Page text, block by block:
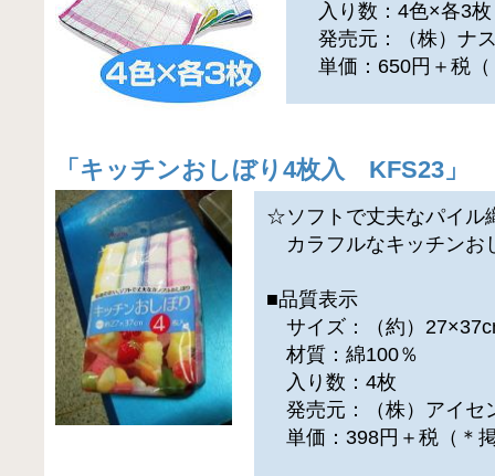
入り数：4色×各3枚
発売元：（株）ナ
単価：650円＋税（
「 キッチンおしぼり4枚入 KFS23 」
☆ソフトで丈夫なパイル
カラフルなキッチンお
■品質表示
サイズ：（約）
材質：綿100％
入り数：4枚
発売元：（株）アイセ
単価：398円＋税（＊